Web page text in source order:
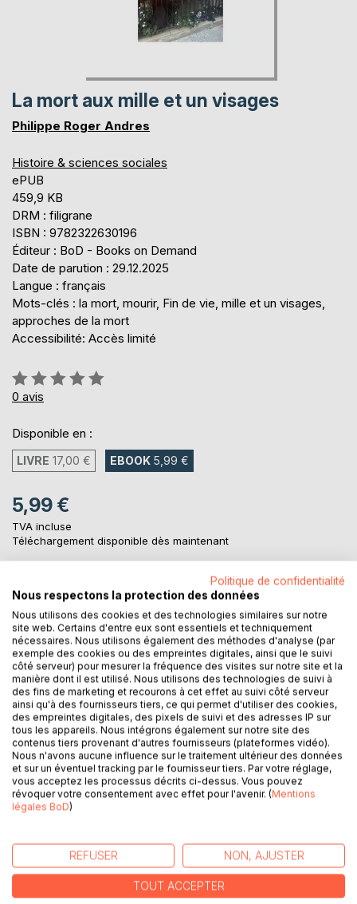
La mort aux mille et un visages
Philippe Roger Andres
Histoire & sciences sociales
ePUB
459,9 KB
DRM : filigrane
ISBN : 9782322630196
Éditeur : BoD - Books on Demand
Date de parution : 29.12.2025
Langue : français
Mots-clés : la mort, mourir, Fin de vie, mille et un visages,
approches de la mort
Accessibilité: Accès limité
Évaluation:
0%
0 avis
Disponible en :
LIVRE 17,00 € EBOOK 5,99 €
5,99 €
TVA incluse
Téléchargement disponible dès maintenant
AJOUTER AU PANIER
Ajouter à ma liste d'envies
Laisser un avis
DESCRIPTION
préparer le rendez-vous avec la mort que nous aurons tous
un jour. C'est le rendez-vous le plus important de votre vie,
puisque ce rendez-vous va justement vous l'ôter. Il y a
plusieurs façons d'appréhender la mort, selon ses
Politique de confidentialité
Nous respectons la protection des données
Nous utilisons des cookies et des technologies similaires sur notre
site web. Certains d'entre eux sont essentiels et techniquement
nécessaires. Nous utilisons également des méthodes d'analyse (par
exemple des cookies ou des empreintes digitales, ainsi que le suivi
côté serveur) pour mesurer la fréquence des visites sur notre site et la
manière dont il est utilisé. Nous utilisons des technologies de suivi à
des fins de marketing et recourons à cet effet au suivi côté serveur
ainsi qu'à des fournisseurs tiers, ce qui permet d'utiliser des cookies,
des empreintes digitales, des pixels de suivi et des adresses IP sur
tous les appareils. Nous intégrons également sur notre site des
contenus tiers provenant d'autres fournisseurs (plateformes vidéo).
Nous n'avons aucune influence sur le traitement ultérieur des données
et sur un éventuel tracking par le fournisseur tiers. Par votre réglage,
vous acceptez les processus décrits ci-dessus. Vous pouvez
révoquer votre consentement avec effet pour l'avenir. (Mentions
légales BoD)
REFUSER NON, AJUSTER
TOUT ACCEPTER